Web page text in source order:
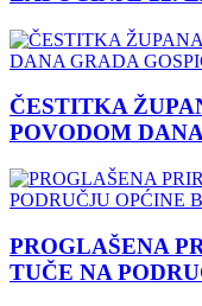
ČESTITKA
POVODOM
PROGLAŠENA
TUČE NA